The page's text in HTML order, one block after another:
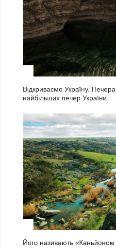
Відкриваємо Україну.
найбільших печер України
Його називають